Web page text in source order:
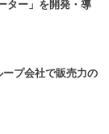
ター」を開発・導
ープ会社で販売力の